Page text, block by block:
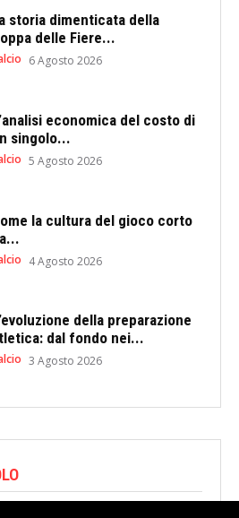
storia dimenticata della
delle Fiere...
6 Agosto 2026
economica del costo di
singolo...
5 Agosto 2026
la cultura del gioco corto
4 Agosto 2026
della preparazione
dal fondo nei...
3 Agosto 2026